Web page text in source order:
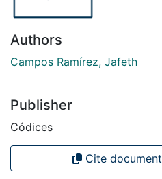
Authors
Campos Ramírez, Jafeth
Publisher
Códices
Cite document